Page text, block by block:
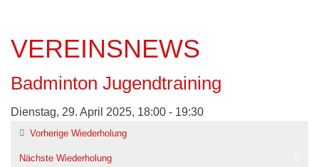
VEREINSNEWS
Badminton Jugendtraining
Dienstag, 29. April 2025, 18:00 - 19:30
Vorherige Wiederholung
Nächste Wiederholung